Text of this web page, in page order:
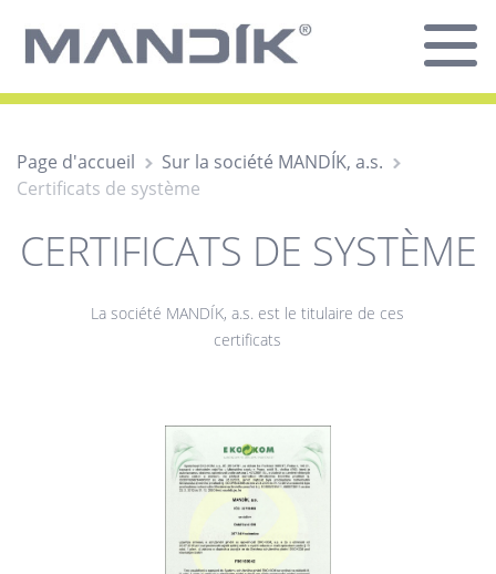
Page d'accueil
Sur la société MANDÍK, a.s.
Certificats de système
CERTIFICATS DE SYSTÈME
La société MANDÍK, a.s. est le titulaire de ces
certificats